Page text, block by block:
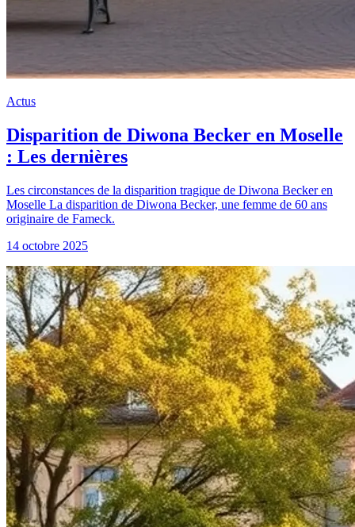
Actus
Disparition de Diwona Becker en Moselle
: Les dernières
Les circonstances de la disparition tragique de Diwona Becker en
Moselle La disparition de Diwona Becker, une femme de 60 ans
originaire de Fameck.
14 octobre 2025